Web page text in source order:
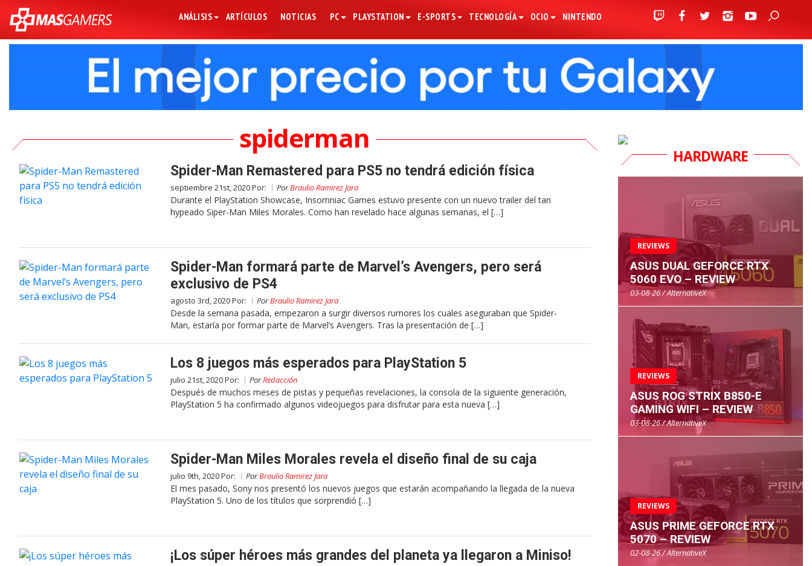
ANÁLISIS ARTÍCULOS NOTICIAS PC PLAYSTATION E-SPORTS TECNOLOGÍA OCIO NINTENDO
spiderman
Spider-Man Remastered para PS5 no tendrá edición física
septiembre 21st, 2020 Por: PorBraulio Ramirez Jara
Durante el PlayStation Showcase, Insomniac Games estuvo presente con un nuevo trailer del tan
hypeado Siper-Man Miles Morales. Como han revelado hace algunas semanas, el […]
Spider-Man formará parte de Marvel’s Avengers, pero será
exclusivo de PS4
agosto 3rd, 2020 Por: PorBraulio Ramirez Jara
Desde la semana pasada, empezaron a surgir diversos rumores los cuales aseguraban que Spider-
Man, estaría por formar parte de Marvel’s Avengers. Tras la presentación de […]
Los 8 juegos más esperados para PlayStation 5
julio 21st, 2020 Por: PorRedacción
Después de muchos meses de pistas y pequeñas revelaciones, la consola de la siguiente generación,
PlayStation 5 ha confirmado algunos videojuegos para disfrutar para esta nueva […]
Spider-Man Miles Morales revela el diseño final de su caja
julio 9th, 2020 Por: PorBraulio Ramirez Jara
El mes pasado, Sony nos presentó los nuevos juegos que estarán acompañando la llegada de la nueva
PlayStation 5. Uno de los títulos que sorprendió […]
¡Los súper héroes más grandes del planeta ya llegaron a Miniso!
HARDWARE
REVIEWS
ASUS DUAL GEFORCE RTX
5060 EVO – REVIEW
03-08-26 / AlternativeX
REVIEWS
ASUS ROG STRIX B850-E
GAMING WIFI – REVIEW
03-08-26 / AlternativeX
REVIEWS
ASUS PRIME GEFORCE RTX
5070 – REVIEW
02-08-26 / AlternativeX